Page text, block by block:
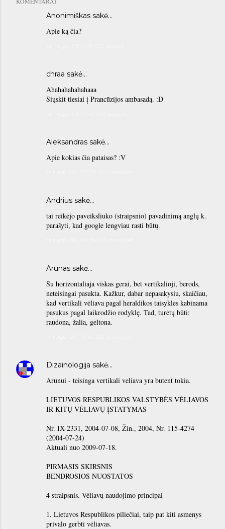
Anonimiškas sakė…
Apie ką čia?
chraa sakė…
Ahahahahahahaaa
Siųskit tiesiai į Prancūzijos ambasadą. :D
Aleksandras sakė…
Apie kokias čia pataisas? :V
Andrius sakė…
tai reikėjo paveiksliuko (straipsnio) pavadinimą anglų k.
parašyti, kad google lengviau rasti būtų.
Arunas sakė…
Su horizontaliaja viskas gerai, bet vertikalioji, berods,
neteisingai pasukta. Kažkur, dabar nepasakysiu, skaičiau,
kad vertikali vėliava pagal heraldikos taisykles kabinama
pasukus pagal laikrodžio rodyklę. Tad, turėtų būti:
raudona, žalia, geltona.
Dizainologija sakė…
Arunui - teisinga vertikali veliava yra butent tokia.
LIETUVOS RESPUBLIKOS VALSTYBĖS VĖLIAVOS
IR KITŲ VĖLIAVŲ ĮSTATYMAS
Nr. IX-2331, 2004-07-08, Žin., 2004, Nr. 115-4274
(2004-07-24)
Aktuali nuo 2009-07-18.
PIRMASIS SKIRSNIS
BENDROSIOS NUOSTATOS
4 straipsnis. Vėliavų naudojimo principai
1. Lietuvos Respublikos piliečiai, taip pat kiti asmenys
privalo gerbti vėliavas.